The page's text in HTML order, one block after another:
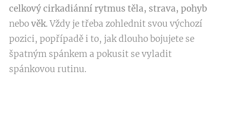
celkový cirkadiánní rytmus těla, strava, pohyb
nebověk. Vždy je třeba zohlednit svou výchozí
pozici, popřípadě i to, jak dlouho bojujete se
špatným spánkem a pokusit se vyladit
spánkovou rutinu.